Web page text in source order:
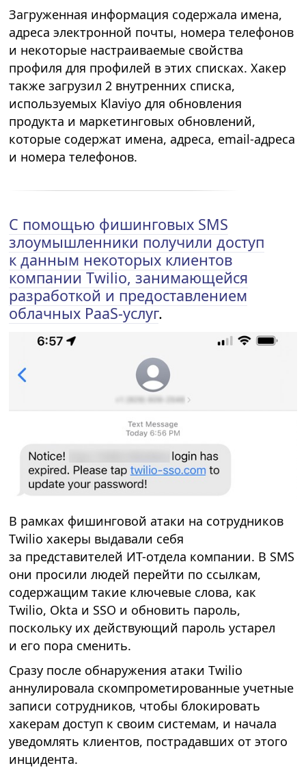
Загруженная информация содержала имена,
адреса электронной почты, номера телефонов
и некоторые настраиваемые свойства
профиля для профилей в этих списках. Хакер
также загрузил 2 внутренних списка,
используемых Klaviyo для обновления
продукта и маркетинговых обновлений,
которые содержат имена, адреса, email-адреса
и номера телефонов.
С помощью фишинговых SMS
злоумышленники получили доступ
к данным некоторых клиентов
компании Twilio, занимающейся
разработкой и предоставлением
облачных PaaS-услуг.
В рамках фишинговой атаки на сотрудников
Twilio хакеры выдавали себя
за представителей ИТ-отдела компании. В SMS
они просили людей перейти по ссылкам,
содержащим такие ключевые слова, как
Twilio, Okta и SSO и обновить пароль,
поскольку их действующий пароль устарел
и его пора сменить.
Сразу после обнаружения атаки Twilio
аннулировала скомпрометированные учетные
записи сотрудников, чтобы блокировать
хакерам доступ к своим системам, и начала
уведомлять клиентов, пострадавших от этого
инцидента.